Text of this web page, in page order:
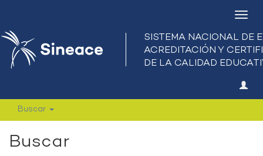
Buscar
Buscar